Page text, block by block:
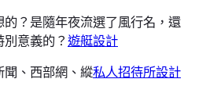
？是隨年夜流選了風行名，還
意義的？遊艇設計
聞、西部網、縱私人招待所設計